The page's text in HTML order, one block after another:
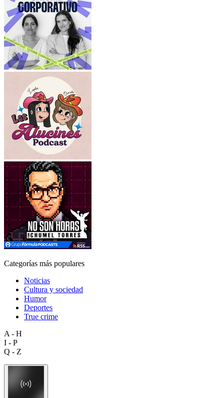
Categorías más populares
Noticias
Cultura y sociedad
Humor
Deportes
True crime
A - H
I - P
Q - Z